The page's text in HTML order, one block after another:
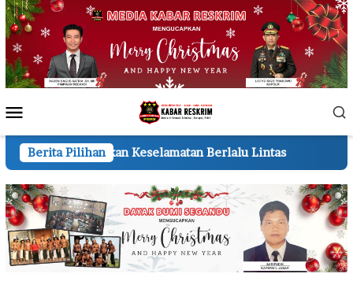
Loncat
ke
konten
Mobile
Berita PilihanBerlalu Lintas Semarak HUT ke-81 RI